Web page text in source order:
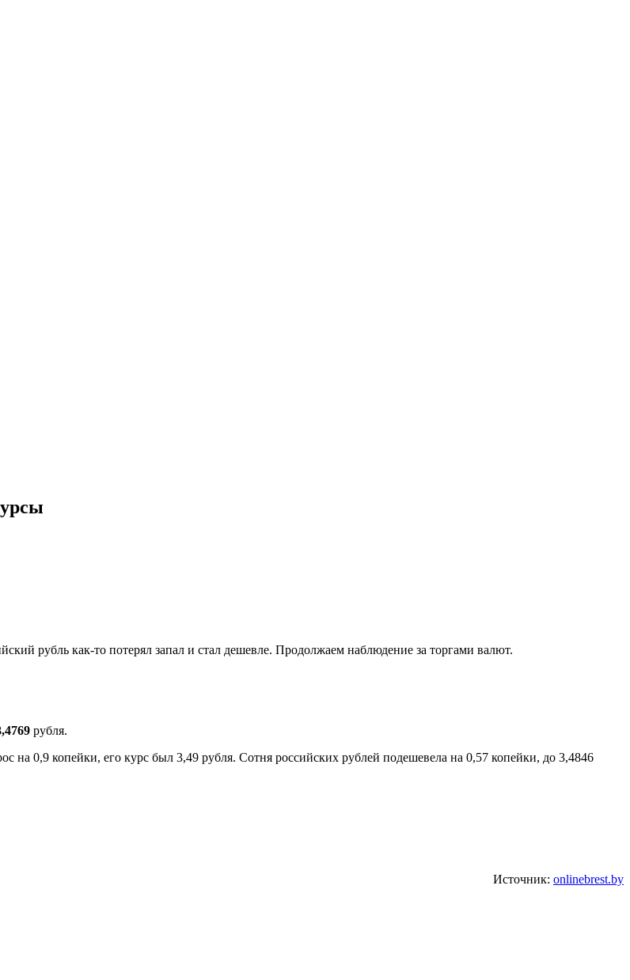
рубль как-то потерял запал и стал дешевле. Продолжаем наблюдение за торгами валют.
рубля.
на 0,9 копейки, его курс был 3,49 рубля. Сотня российских рублей подешевела на 0,57 копейки, до 3,4846
Источник: onlinebrest.by